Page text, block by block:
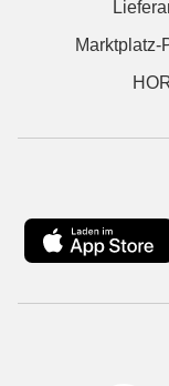
Marktplatz-